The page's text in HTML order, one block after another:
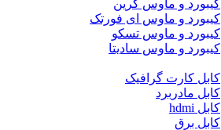
کیبورد و ماوس گرین
کیبورد و ماوس ای فورتک
کیبورد و ماوس تسکو
کیبورد و ماوس سادیتا
کابل کارت گرافیک
کابل مادربرد
کابل hdmi
کابل برق